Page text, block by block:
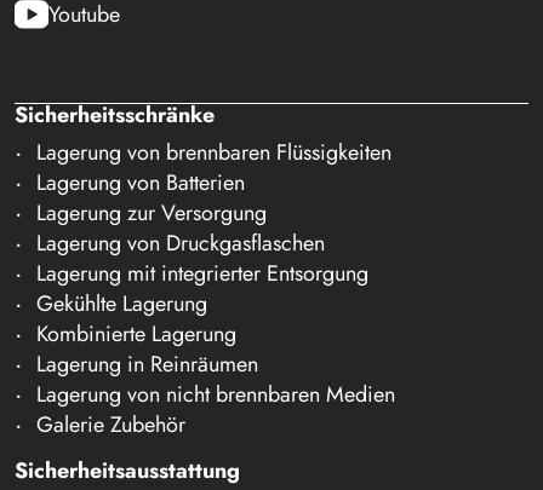
Youtube
Sicherheitsschränke
Lagerung von brennbaren Flüssigkeiten
Lagerung von Batterien
Lagerung zur Versorgung
Lagerung von Druckgasflaschen
Lagerung mit integrierter Entsorgung
Gekühlte Lagerung
Kombinierte Lagerung
Lagerung in Reinräumen
Lagerung von nicht brennbaren Medien
Galerie Zubehör
Sicherheitsausstattung